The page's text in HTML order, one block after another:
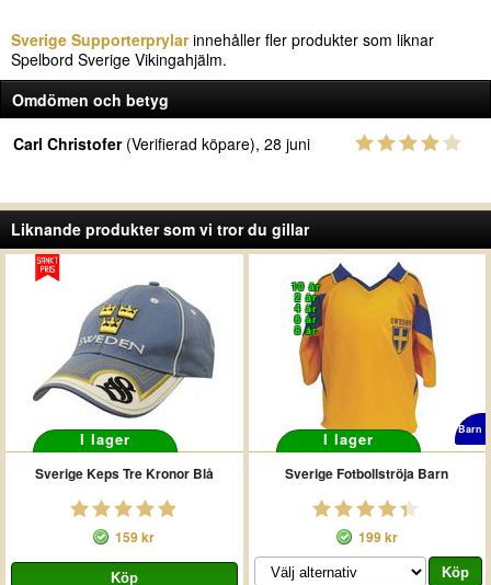
Sverige Supporterprylarinnehåller fler produkter som liknar
Spelbord Sverige Vikingahjälm.
Omdömen och betyg
Carl Christofer(Verifierad köpare), 28 juni
Liknande produkter som vi tror du gillar
I lager
Sverige Keps Tre Kronor Blå
159 kr
10 år
2 år
4 år
6 år
8 år
I lager Barn
Sverige Fotbollströja Barn
199 kr